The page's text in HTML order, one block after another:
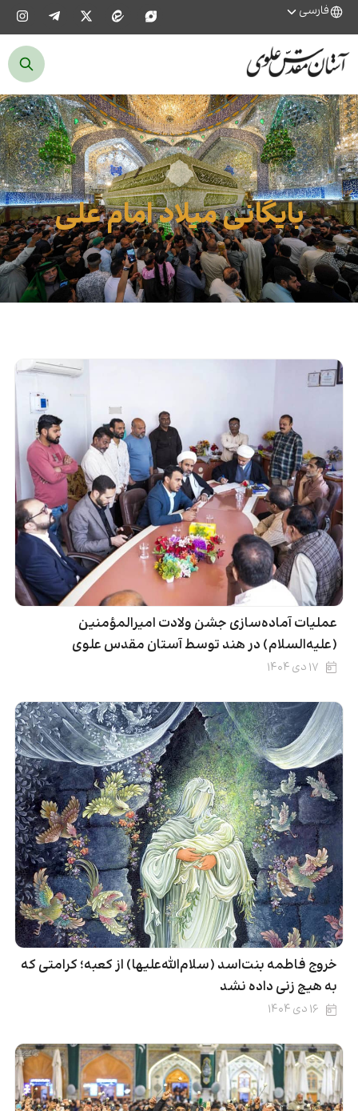
فارسی
بایگانی میلاد امام علی
عملیات آماده‌سازی جشن ولادت امیرالمؤمنین
(علیه‌السلام) در هند توسط آستان مقدس علوی
۱۷ دی ۱۴۰۴
خروج فاطمه بنت‌اسد (سلام‌الله‌علیها) از کعبه؛ کرامتی که
به هیچ زنی داده نشد
۱۶ دی ۱۴۰۴